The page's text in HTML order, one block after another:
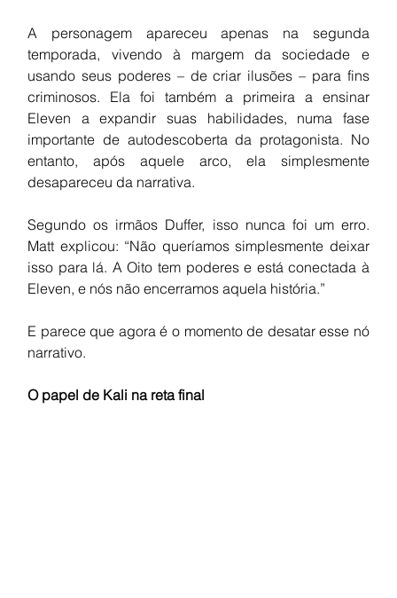
A personagem apareceu apenas na segunda
temporada, vivendo à margem da sociedade e
usando seus poderes – de criar ilusões – para fins
criminosos. Ela foi também a primeira a ensinar
Eleven a expandir suas habilidades, numa fase
importante de autodescoberta da protagonista. No
entanto, após aquele arco, ela simplesmente
desapareceu da narrativa.
Segundo os irmãos Duffer, isso nunca foi um erro.
Matt explicou: “Não queríamos simplesmente deixar
isso para lá. A Oito tem poderes e está conectada à
Eleven, e nós não encerramos aquela história.”
E parece que agora é o momento de desatar esse nó
narrativo.
O papel de Kali na reta final